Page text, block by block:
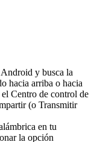
y busca la
hacia arriba o hacia
Centro de control de
(o Transmitir
en tu
la opción